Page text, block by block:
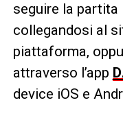
seguire la
collegandosi al
piattaforma,
attraverso l’app
device iOS e